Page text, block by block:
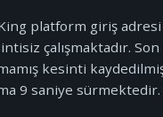
platform giriş adresi
çalışmaktadır.
kesinti
9 saniye sürmektedir.